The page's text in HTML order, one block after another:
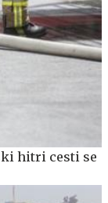
hitri cesti se